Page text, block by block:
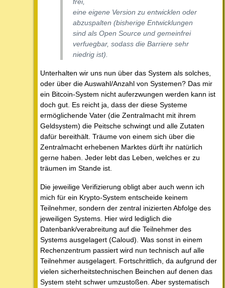
eine eigene Version zu entwicklen oder
abzuspalten (bisherige Entwicklungen
sind als Open Source und gemeinfrei
verfuegbar, sodass die Barriere sehr
niedrig ist).
Unterhalten wir uns nun über das System als solches,
oder über die Auswahl/Anzahl von Systemen? Das mir
ein Bitcoin-System nicht auferzwungen werden kann ist
doch gut. Es reicht ja, dass der diese Systeme
ermöglichende Vater (die Zentralmacht mit ihrem
Geldsystem) die Peitsche schwingt und alle Zutaten
dafür bereithält. Träume von einem sich über die
Zentralmacht erhebenen Marktes dürft ihr natürlich
gerne haben. Jeder lebt das Leben, welches er zu
träumen im Stande ist.
Die jeweilige Verifizierung obligt aber auch wenn ich
mich für ein Krypto-System entscheide keinem
Teilnehmer, sondern der zentral inizierten Abfolge des
jeweiligen Systems. Hier wird lediglich die
Datenbank/verabreitung auf die Teilnehmer des
Systems ausgelagert (Caloud). Was sonst in einem
Rechenzentrum passiert wird nun technisch auf alle
Teilnehmer ausgelagert. Fortschrittlich, da aufgrund der
vielen sicherheitstechnischen Beinchen auf denen das
System steht schwer umzustoßen. Aber systematisch